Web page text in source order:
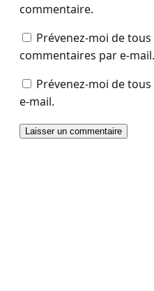
commentaire.
Prévenez-moi de
commentaires par e-mail.
Prévenez-moi de
e-mail.